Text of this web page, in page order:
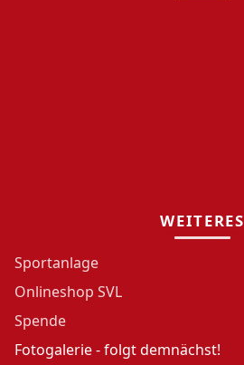
WEITERES
Sportanlage
Onlineshop SVL
Spende
Fotogalerie - folgt demnächst!